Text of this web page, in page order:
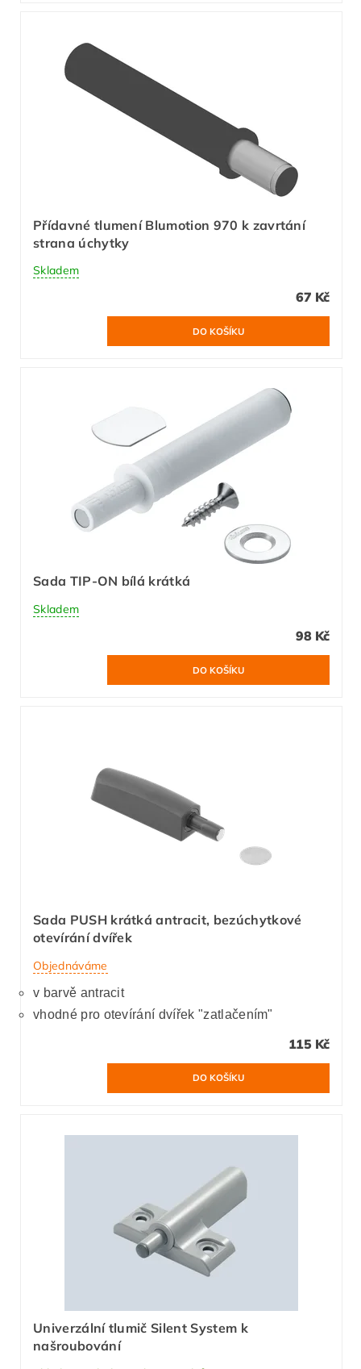
Přídavné tlumení Blumotion 970 k zavrtání
strana úchytky
Skladem
67 Kč
Sada TIP-ON bílá krátká
Skladem
98 Kč
Sada PUSH krátká antracit, bezúchytkové
otevírání dvířek
Objednáváme
v barvě antracit
vhodné pro otevírání dvířek "zatlačením"
115 Kč
Univerzální tlumič Silent System k
našroubování